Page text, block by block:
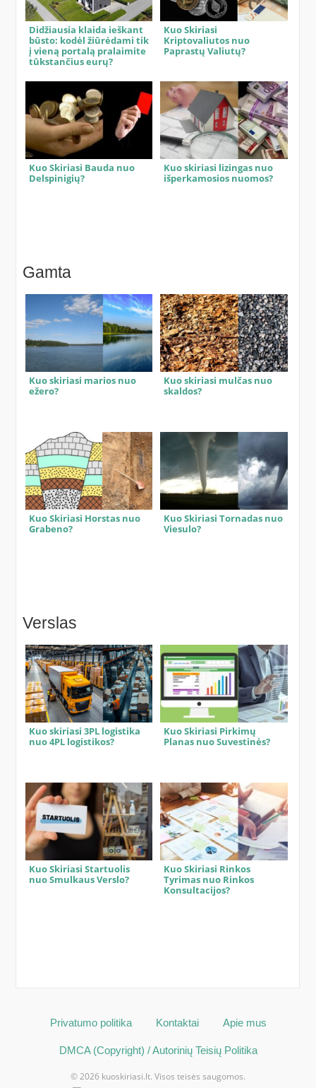
Didžiausia klaida ieškant
būsto: kodėl žiūrėdami tik
į vieną portalą pralaimite
tūkstančius eurų?
Kuo Skiriasi
Kriptovaliutos nuo
Paprastų Valiutų?
Kuo Skiriasi Bauda nuo
Delspinigių?
Kuo skiriasi lizingas nuo
išperkamosios nuomos?
Gamta
Kuo skiriasi marios nuo
ežero?
Kuo skiriasi mulčas nuo
skaldos?
Kuo Skiriasi Horstas nuo
Grabeno?
Kuo Skiriasi Tornadas nuo
Viesulo?
Verslas
Kuo skiriasi 3PL logistika
nuo 4PL logistikos?
Kuo Skiriasi Pirkimų
Planas nuo Suvestinės?
Kuo Skiriasi Startuolis
nuo Smulkaus Verslo?
Kuo Skiriasi Rinkos
Tyrimas nuo Rinkos
Konsultacijos?
Privatumo politika Kontaktai Apie mus
DMCA (Copyright) / Autorinių Teisių Politika
© 2026 kuoskiriasi.lt. Visos teisės saugomos.